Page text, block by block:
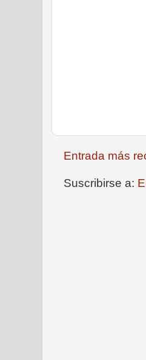
Entrada más
Suscribirse a: